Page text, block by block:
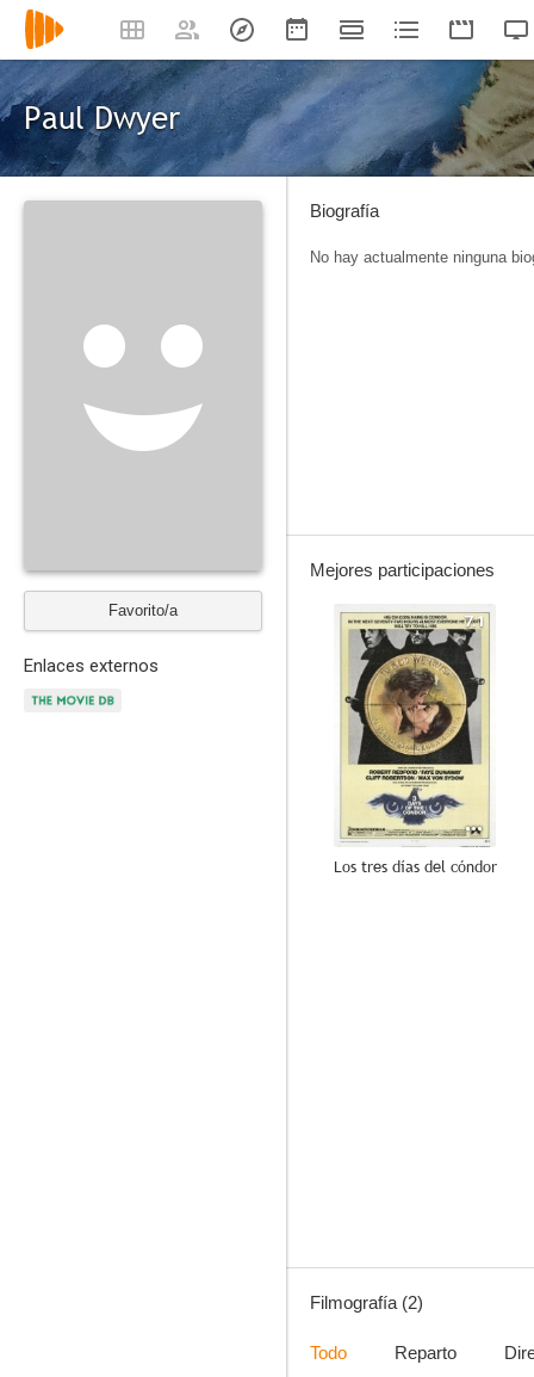
Paul Dwyer
Favorito/a
Enlaces externos
Biografía
No hay actualmente ninguna
Mejores participaciones
7.1
Los tres días del cóndor
Filmografía (2)
Todo Reparto